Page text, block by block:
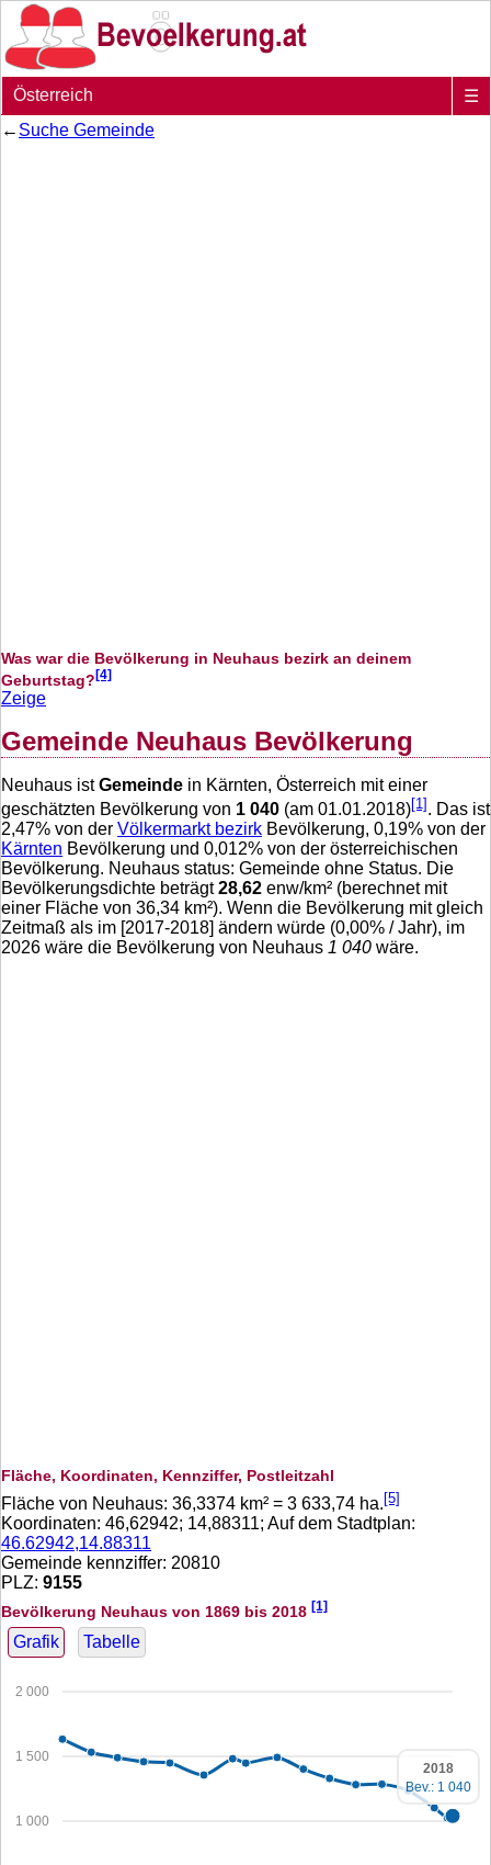
Österreich
☰
← Suche Gemeinde
Was war die Bevölkerung in Neuhaus bezirk an deinem
Geburtstag?[4]
Zeige
Gemeinde Neuhaus Bevölkerung
Neuhaus istGemeinde in Kärnten, Österreich mit einer
geschätzten Bevölkerung von 1 040 (am 01.01.2018)[1] . Das ist
2,47% von der Völkermarkt bezirk Bevölkerung, 0,19% von der
Kärnten Bevölkerung und 0,012% von der österreichischen
Bevölkerung. Neuhaus status: Gemeinde ohne Status. Die
Bevölkerungsdichte beträgt28,62 enw/km² (berechnet mit
einer Fläche von 36,34 km²). Wenn die Bevölkerung mit gleich
Zeitmaß als im [2017-2018] ändern würde (0,00% / Jahr), im
2026 wäre die Bevölkerung von Neuhaus 1 040 wäre.
Fläche, Koordinaten, Kennziffer, Postleitzahl
Fläche von Neuhaus: 36,3374 km² = 3 633,74 ha. [5]
Koordinaten: 46,62942; 14,88311; Auf dem Stadtplan:
46.62942,14.88311
Gemeinde kennziffer: 20810
PLZ: 9155
Bevölkerung Neuhaus von 1869 bis 2018 [1]
Grafik Tabelle
1 000
1 500
2 000
2018
Bev.: 1 040